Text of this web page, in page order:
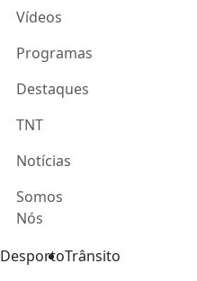
Vídeos
Programas
Destaques
TNT
Notícias
Somos
Nós
DesportoTrânsito